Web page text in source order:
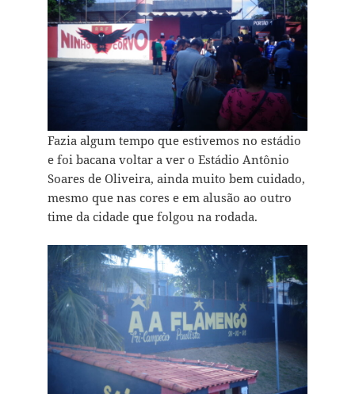
Fazia algum tempo que estivemos no estádio
e foi bacana voltar a ver o Estádio Antônio
Soares de Oliveira, ainda muito bem cuidado,
mesmo que nas cores e em alusão ao outro
time da cidade que folgou na rodada.